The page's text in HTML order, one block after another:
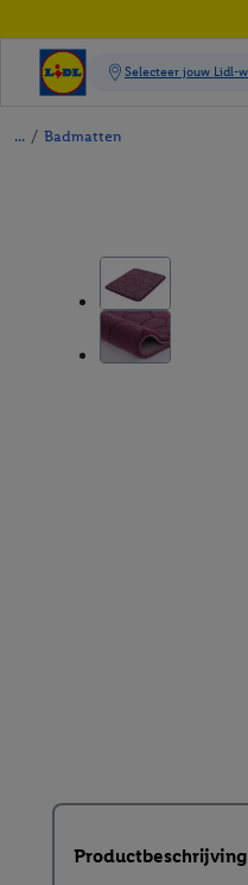
/ Badmatten
Productbeschrijving